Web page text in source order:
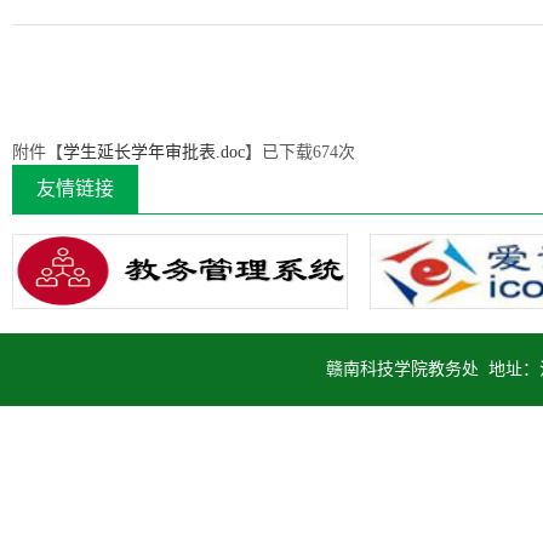
附件【学生延长学年审批表.doc】已下载674次
友情链接
赣南科技学院教务处 地址：